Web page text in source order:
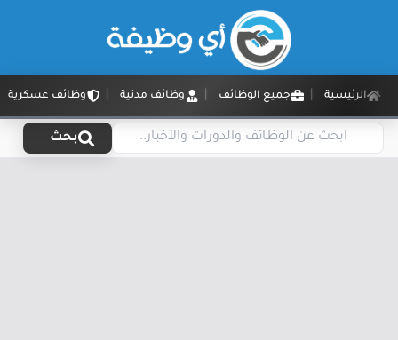
الرئيسية جميع الوظائف وظائف مدنية وظائف عسكرية
بحث